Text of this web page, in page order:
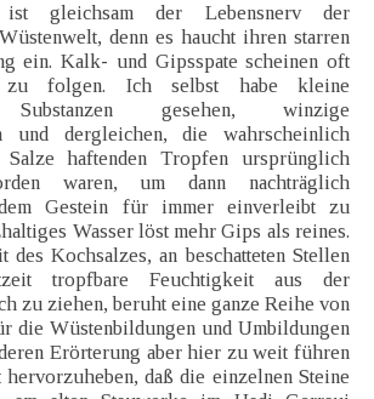
gleichsam der Lebensnerv der
denn es haucht ihren starren
ein. Kalk- und Gipsspate scheinen oft
zu folgen. Ich selbst habe kleine
Substanzen gesehen, winzige
und dergleichen, die wahrscheinlich
haftenden Tropfen ursprünglich
waren, um dann nachträglich
Gestein für immer einverleibt zu
Wasser löst mehr Gips als reines.
Kochsalzes, an beschatteten Stellen
tropfbare Feuchtigkeit aus der
zu ziehen, beruht eine ganze Reihe von
die Wüstenbildungen und Umbildungen
Erörterung aber hier zu weit führen
daß die einzelnen Steine